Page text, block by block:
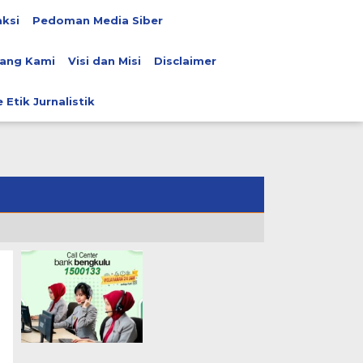
Pedoman Media Siber
Kami Visi dan Misi Disclaimer
Etik Jurnalistik